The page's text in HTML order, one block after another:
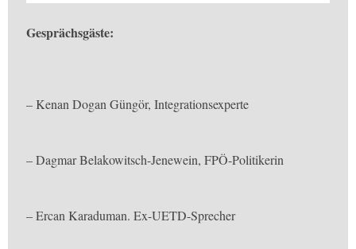
Gesprächsgäste:
– Kenan Dogan Güngör, Integrationsexperte
– Dagmar Belakowitsch-Jenewein, FPÖ-Politikerin
– Ercan Karaduman. Ex-UETD-Sprecher